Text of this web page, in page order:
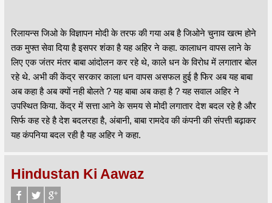
रिलायन्स जिओ के विज्ञापन मोदी के तरफ की गया अब है जिओने चुनाव खत्म होने
तक मुफ्त सेवा दिया है इसपर शंका है यह अहिर ने कहा. कालाधन वापस लाने के
लिए एक जंतर मंतर बाबा आंदोलन कर रहे थे, काले धन के विरोध में लगातार बोल
रहे थे. अभी की केंद्र सरकार काला धन वापस असफल हुई है फिर अब यह बाबा
अब कहा है अब क्यों नही बोलते ? यह बाबा अब कहा है ? यह सवाल अहिर ने
उपस्थित किया. केंद्र में सत्ता आने के समय से मोदी लगातार देश बदल रहे है और
सिर्फ कह रहे है देश बदलरहा है, अंबानी, बाबा रामदेव की कंपनी की संपत्ती बढ़ाकर
यह कंपनिया बदल रही है यह अहिर ने कहा.
Hindustan Ki Aawaz